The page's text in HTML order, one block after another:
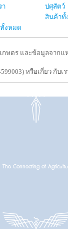
า
งหมด
ปศุสัตว์
สินค้าทั้
ษตร และข้อมูลจาก
หรือเกี่ยว กับเ